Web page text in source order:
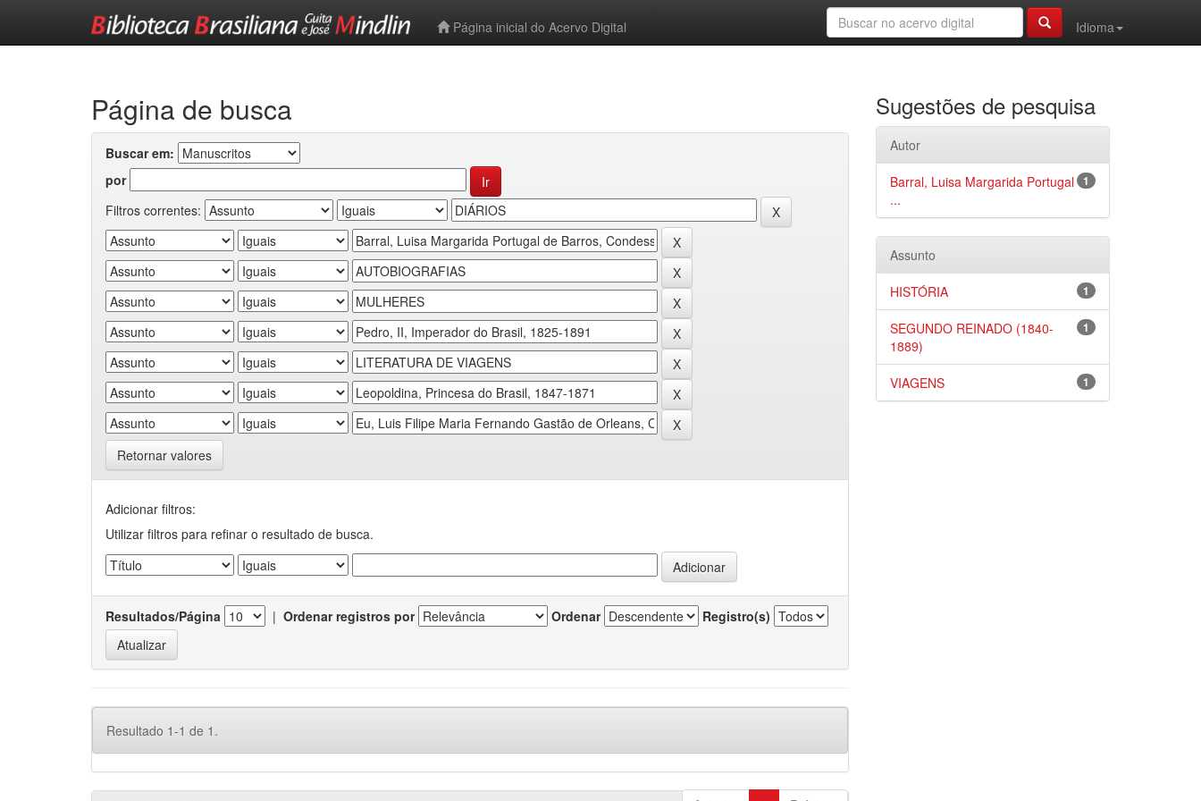
Página inicial do Acervo Digital
Idioma
Página de busca
Buscar em:
por
Filtros correntes:
Retornar valores
Adicionar filtros:
Utilizar filtros para refinar o resultado de busca.
Resultados/Página | Ordenar registros por Ordenar Registro(s)
Resultado 1-1 de 1.
Sugestões de pesquisa
Autor
1
Barral, Luisa Margarida Portugal
...
Assunto
1
HISTÓRIA
1
SEGUNDO REINADO (1840-
1889)
1
VIAGENS